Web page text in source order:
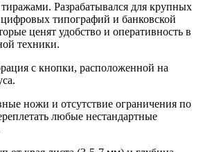
Разрабатывался для крупных
типографий и банковской
ценят удобство и оперативность в
техники.
с кнопки, расположенной на
ножи и отсутствие ограничения по
любые нестандартные